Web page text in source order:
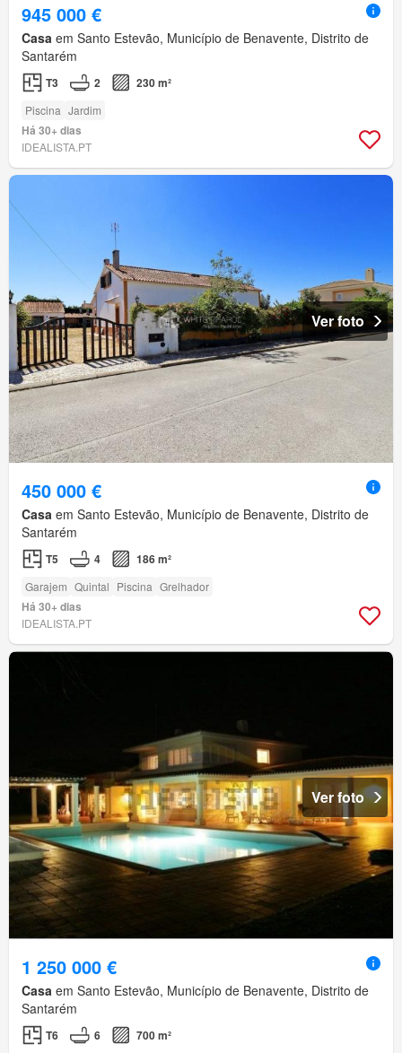
945 000 €
Casa em Santo Estevão, Município de Benavente, Distrito de
Santarém
T3 2 230 m²
Piscina Jardim
Há 30+ dias
IDEALISTA.PT
Ver foto
450 000 €
Casa em Santo Estevão, Município de Benavente, Distrito de
Santarém
T5 4 186 m²
Garajem Quintal Piscina Grelhador
Há 30+ dias
IDEALISTA.PT
Ver foto
1 250 000 €
Casa em Santo Estevão, Município de Benavente, Distrito de
Santarém
T6 6 700 m²